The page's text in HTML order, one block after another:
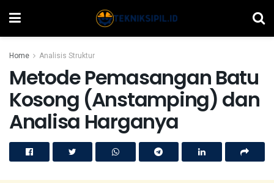
Home Analisis Struktur
Metode Pemasangan Batu
Kosong (Anstamping) dan
Analisa Harganya